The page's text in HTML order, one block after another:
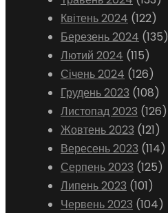
Квітень 2024 (122)
Березень 2024 (135)
Лютий 2024 (115)
Січень 2024 (126)
Грудень 2023 (108)
Листопад 2023 (126)
Жовтень 2023 (121)
Вересень 2023 (114)
Серпень 2023 (125)
Липень 2023 (101)
Червень 2023 (104)